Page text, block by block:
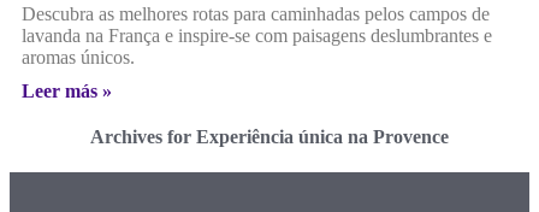
Descubra as melhores rotas para caminhadas pelos campos de
lavanda na França e inspire-se com paisagens deslumbrantes e
aromas únicos.
Leer más »
Archives for Experiência única na Provence